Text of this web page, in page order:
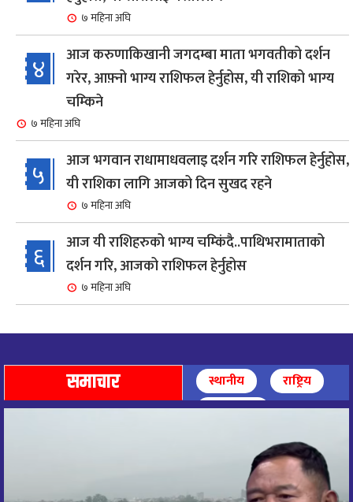
७ महिना अघि
४
आज करुणाकिखानी जगदम्बा माता भगवतीको दर्शन
गरेर, आफ़्नो भाग्य राशिफल हेर्नुहोस, यी राशिको भाग्य
चम्किने
७ महिना अघि
५
आज भगवान राधामाधवलाइ दर्शन गरि राशिफल हेर्नुहोस,
यी राशिका लागि आजको दिन सुखद रहने
७ महिना अघि
६
आज यी राशिहरुको भाग्य चम्किंदै..पाथिभरामाताको
दर्शन गरि, आजको राशिफल हेर्नुहोस
७ महिना अघि
७
८ महिना अघि
८
आज पाथिभारा माताको दर्शन गरि, दिनको सुरुवात गर्दै,
आज माताभगवती जगज्जननी पाथिभरादेवीको दर्शन गरि
समाचार स्थानीय
राष्ट्रिय
अन्तर्राष्ट्रिय